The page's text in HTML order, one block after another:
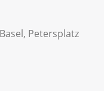
Petersplatz